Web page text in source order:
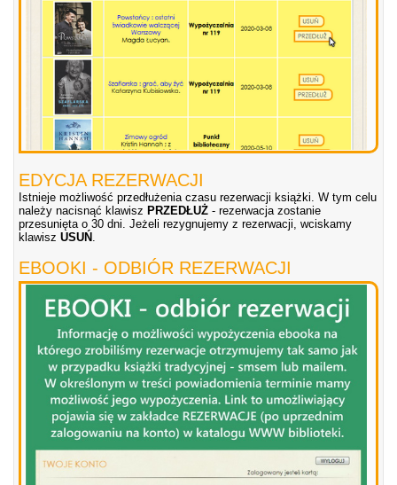
EDYCJA REZERWACJI
Istnieje możliwość przedłużenia czasu rezerwacji książki. W tym celu
należy nacisnąć klawisz PRZEDŁUŻ - rezerwacja zostanie
przesunięta o 30 dni. Jeżeli rezygnujemy z rezerwacji, wciskamy
klawiszUSUŃ
EBOOKI - ODBIÓR REZERWACJI